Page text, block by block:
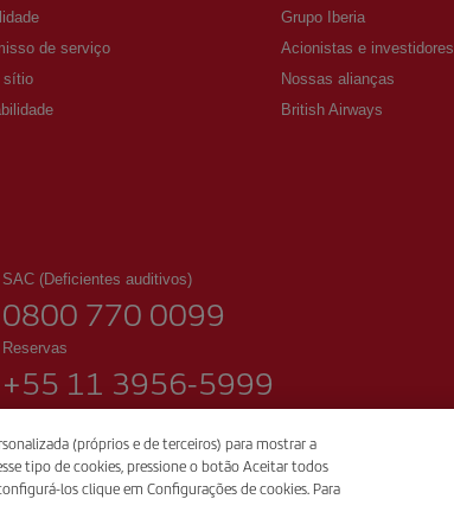
de serviço
sítio
Grupo Iberia
Acionistas e investidores
Nossas alianças
British Airways
SAC (Deficientes auditivos)
0800 770 0099
Reservas
+55 11 3956-5999
Agência Nacional de Aviação Civil - Brasil
(próprios e de terceiros) para mostrar a
tipo de cookies, pressione o botão Aceitar todos
los clique em Configurações de cookies. Para